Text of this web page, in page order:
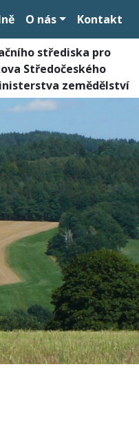
O nás Kontakt
střediska pro
Středočeského
zemědělství